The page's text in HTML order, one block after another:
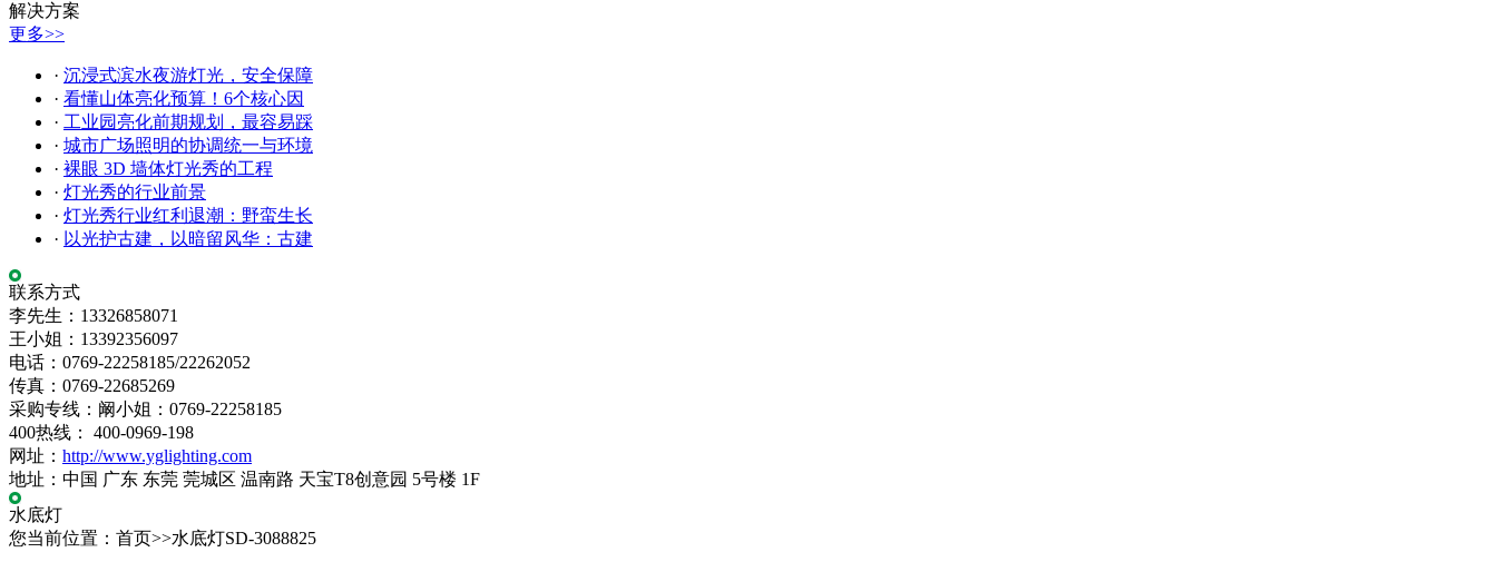
解决方案
更多>>
· 沉浸式滨水夜游灯光，安全保障
· 看懂山体亮化预算！6个核心因
· 工业园亮化前期规划，最容易踩
· 城市广场照明的协调统一与环境
· 裸眼 3D 墙体灯光秀的工程
· 灯光秀的行业前景
· 灯光秀行业红利退潮：野蛮生长
· 以光护古建，以暗留风华：古建
联系方式
李先生：13326858071
王小姐：13392356097
电话：0769-22258185/22262052
传真：0769-22685269
采购专线：阚小姐：0769-22258185
400热线： 400-0969-198
网址： http://www.yglighting.com
地址：中国 广东 东莞 莞城区 温南路 天宝T8创意园 5号楼 1F
水底灯
您当前位置：首页>>水底灯SD-3088825